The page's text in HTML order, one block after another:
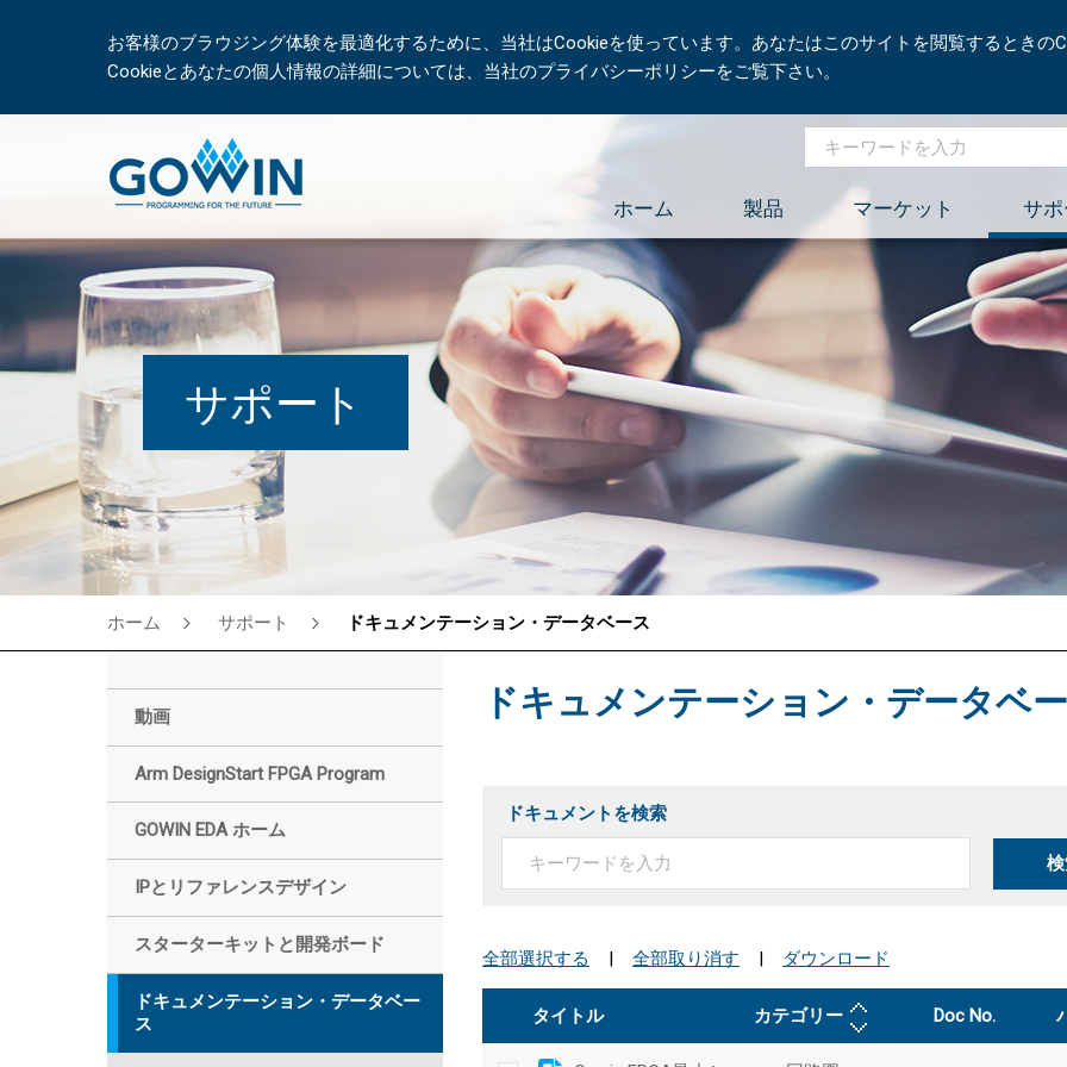
お客様のブラウジング体験を最適化するために、当社はCookieを使っています。あなたはこのサイトを閲覧するときの
Cookieとあなたの個人情報の詳細については、当社のプライバシーポリシーをご覧下さい。
ホーム 製品 マーケット サ
サポート
ホーム サポート ドキュメンテーション・データベース
動画
Arm DesignStart FPGA Program
GOWIN EDA ホーム
IPとリファレンスデザイン
スターターキットと開発ボード
ドキュメンテーション・データベー
ス
ドキュメンテーション・データベ
ドキュメントを検索